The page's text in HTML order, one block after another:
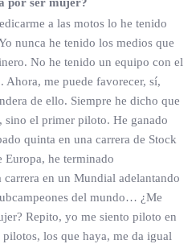
a las motos lo he tenido
nunca he tenido los medios que
No he tenido un equipo con el
Ahora, me puede favorecer, sí,
de ello. Siempre he dicho que
sino el primer piloto. He ganado
quinta en una carrera de Stock
Europa, he terminado
en un Mundial adelantando
del mundo… ¿Me
Repito, yo me siento piloto en
los que haya, me da igual